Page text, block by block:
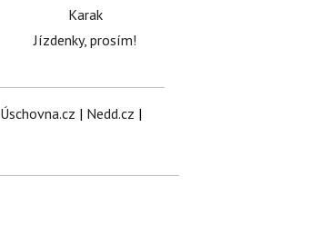
Karak
Jízdenky, prosím!
Úschovna.cz | Nedd.cz |